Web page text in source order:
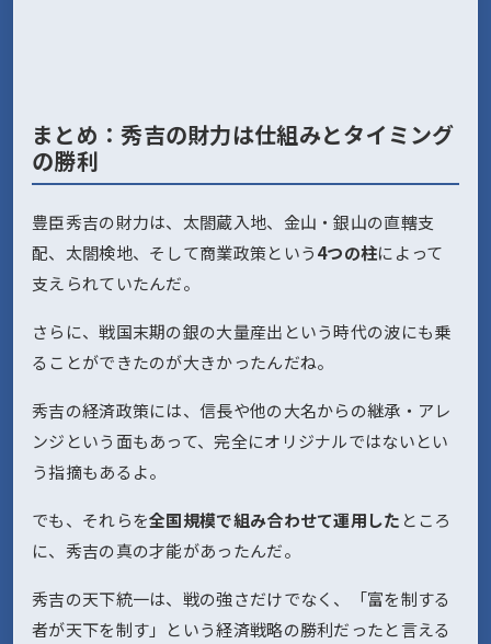
まとめ：秀吉の財力は仕組みとタイミング
の勝利
豊臣秀吉の財力は、太閤蔵入地、金山・銀山の直轄支
配、太閤検地、そして商業政策という4つの柱によって
支えられていたんだ。
さらに、戦国末期の銀の大量産出という時代の波にも乗
ることができたのが大きかったんだね。
秀吉の経済政策には、信長や他の大名からの継承・アレ
ンジという面もあって、完全にオリジナルではないとい
う指摘もあるよ。
でも、それらを全国規模で組み合わせて運用した ところ
に、秀吉の真の才能があったんだ。
秀吉の天下統一は、戦の強さだけでなく、「富を制する
者が天下を制す」という経済戦略の勝利だったと言える